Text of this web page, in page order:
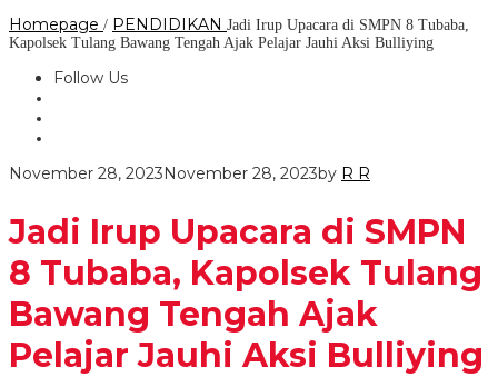
Homepage / PENDIDIKAN Jadi Irup Upacara di SMPN 8 Tubaba,
Kapolsek Tulang Bawang Tengah Ajak Pelajar Jauhi Aksi Bulliying
Follow Us
November 28, 2023November 28, 2023by R R
Jadi Irup Upacara di SMPN
8 Tubaba, Kapolsek Tulang
Bawang Tengah Ajak
Pelajar Jauhi Aksi Bulliying